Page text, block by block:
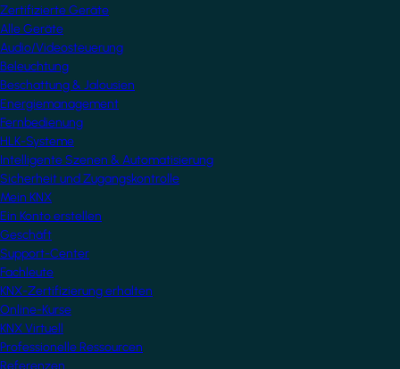
Zertifizierte Geräte
Alle Geräte
Audio/Videosteuerung
Beleuchtung
Beschattung & Jalousien
Energiemanagement
Fernbedienung
HLK-Systeme
Intelligente Szenen & Automatisierung
Sicherheit und Zugangskontrolle
Mein KNX
Ein Konto erstellen
Geschäft
Support-Center
Fachleute
KNX-Zertifizierung erhalten
Online-Kurse
KNX Virtuell
Professionelle Ressourcen
Referenzen